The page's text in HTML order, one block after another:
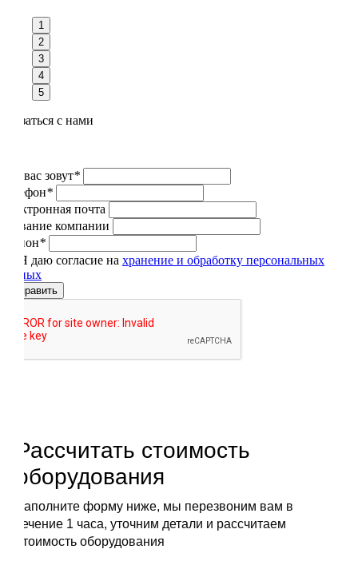
1
2
3
4
5
Связаться с нами
Как вас зовут*
Телефон*
Электронная почта
Название компании
Регион*
Я даю согласие на хранение и обработку персональных
данных
Отправить
Рассчитать стоимость
оборудования
Заполните форму ниже, мы перезвоним вам в
течение 1 часа, уточним детали и рассчитаем
стоимость оборудования